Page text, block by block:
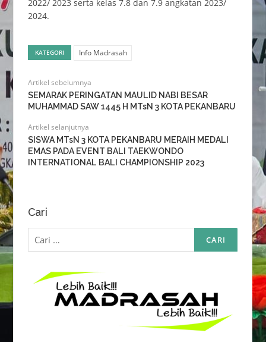
2022/ 2023 serta kelas 7.8 dan 7.9 angkatan 2023/
2024.
KATEGORI Info Madrasah
Artikel sebelumnya
SEMARAK PERINGATAN MAULID NABI BESAR
MUHAMMAD SAW 1445 H MTsN 3 KOTA PEKANBARU
Artikel selanjutnya
SISWA MTsN 3 KOTA PEKANBARU MERAIH MEDALI
EMAS PADA EVENT BALI TAEKWONDO
INTERNATIONAL BALI CHAMPIONSHIP 2023
Cari
Cari
untuk: